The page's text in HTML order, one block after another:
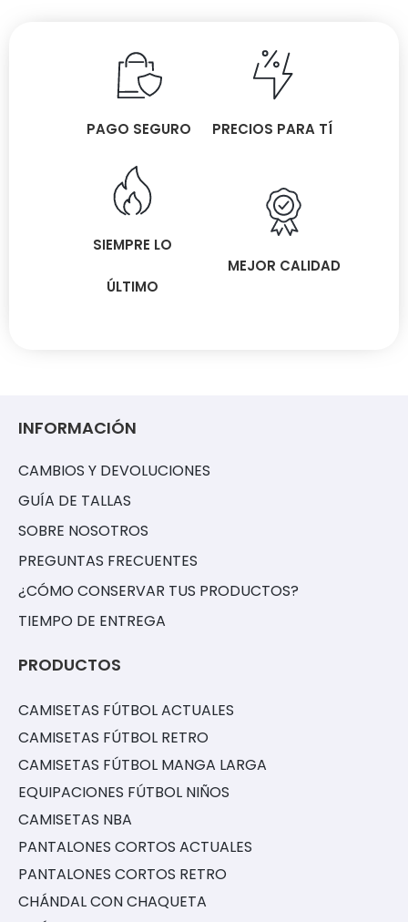
PAGO SEGURO PRECIOS PARA TÍ
SIEMPRE LO
ÚLTIMO
MEJOR CALIDAD
INFORMACIÓN
CAMBIOS Y DEVOLUCIONES
GUÍA DE TALLAS
SOBRE NOSOTROS
PREGUNTAS FRECUENTES
¿CÓMO CONSERVAR TUS PRODUCTOS?
TIEMPO DE ENTREGA
PRODUCTOS
CAMISETAS FÚTBOL ACTUALES
CAMISETAS FÚTBOL RETRO
CAMISETAS FÚTBOL MANGA LARGA
EQUIPACIONES FÚTBOL NIÑOS
CAMISETAS NBA
PANTALONES CORTOS ACTUALES
PANTALONES CORTOS RETRO
CHÁNDAL CON CHAQUETA